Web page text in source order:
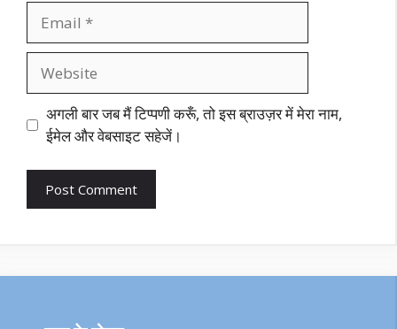
अगली बार जब मैं टिप्पणी करूँ, तो इस ब्राउज़र में मेरा नाम,
ईमेल और वेबसाइट सहेजें।